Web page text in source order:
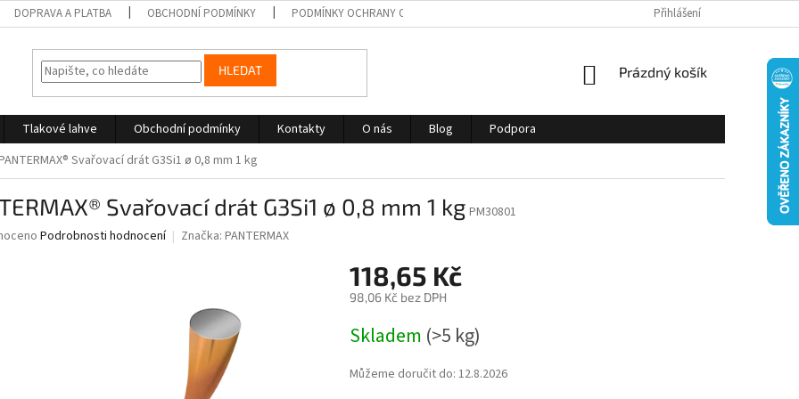
DOPRAVA A PLATBA OBCHODNÍ PODMÍNKY PODMÍNKY OCHRANY OSOBNÍCH ÚDAJŮ JAK SPRÁVNĚ VYBRAT SVÁŘEČKU?
Přihlášení
HLEDAT
NÁKUPNÍ
Prázdný košík
Tlakové lahve Obchodní podmínky Kontakty O nás Blog
Podpora
Svařovací drát G3Si1 ø 0,8 mm 1 kg
Svařovací drát G3Si1 ø 0,8 mm 1 kg PM30801
Podrobnosti hodnocení Značka: PANTERMAX
118,65 Kč
98,06 Kč bez DPH
cena:
Skladem (>5 kg)
Můžeme doručit do: 12.8.2026